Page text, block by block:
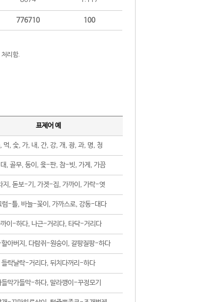
776710 100
처리함.
표제어 예
먹, 숯, 가, 내, 간, 강, 개, 광, 과, 명, 청
, 골무, 동이, 윷-판, 참-빗, 가게, 가끔
지, 돋보-기, 가겟-집, 가까이, 가락-엿
럼-틀, 바늘-꽂이, 가까스로, 강동-대다
이-하다, 나근-거리다, 타닥-거리다
아버지, 다람쥐-원숭이, 갈팡질팡-하다
들락날락-거리다, 뒤치다꺼리-하다
들막가들막-하다, 말라깽이-꾸정모기